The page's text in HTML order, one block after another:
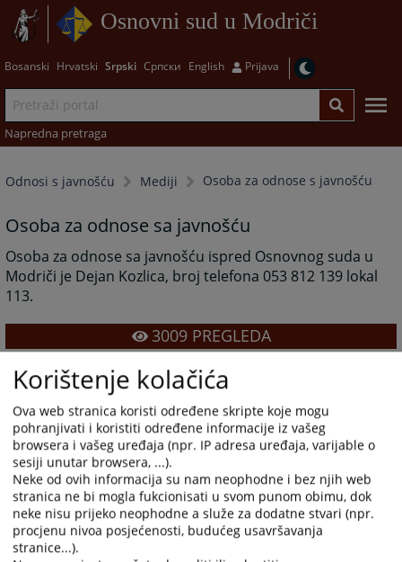
Osnovni sud u Modriči
Bosanski Hrvatski Srpski Српски English Prijava
Napredna pretraga
Odnosi s javnošću Mediji Osoba za odnose s javnošću
Osoba za odnose sa javnošću
Osoba za odnose sa javnošću ispred Osnovnog suda u
Modriči je Dejan Kozlica, broj telefona 053 812 139 lokal
113.
3009PREGLEDA
Korištenje kolačića
Ova web stranica koristi određene skripte koje mogu
pohranjivati i koristiti određene informacije iz vašeg
browsera i vašeg uređaja (npr. IP adresa uređaja, varijable o
sesiji unutar browsera, ...).
Neke od ovih informacija su nam neophodne i bez njih web
stranica ne bi mogla fukcionisati u svom punom obimu, dok
neke nisu prijeko neophodne a služe za dodatne stvari (npr.
procjenu nivoa posjećenosti, budućeg usavršavanja
stranice...).